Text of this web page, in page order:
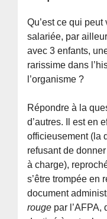
Qu’est ce qui peut
salariée, par
avec 3 enfants,
rarissime dans
l’organisme ?
Répondre à la
d’autres. Il est en
officieusement (la
refusant de
à charge),
s’être trompée en
document
rouge par l’AFPA,